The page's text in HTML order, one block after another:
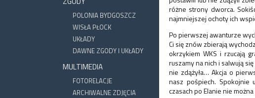
POLONIA BYDGOSZCZ
WISŁA PŁOCK
UKŁADY
DAWNE ZGODY I UKŁADY
MULTIMEDIA
FOTORELACJE
ARCHIWALNE ZDJĘCIA
różne strony dworca.
najmniejszej ochoty ich
Po pierwszej awanturze
Ci się znów zbierają
okrzykiem WKS i rzucają
ruszamy na nich i salwują
nie zdążyła… Akcja o
nasz pośpiech. Spokojnie
czasach po Elanie nie